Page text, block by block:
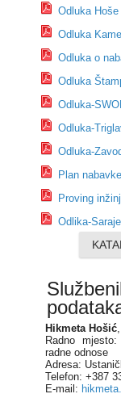
Odluka
Odluka
Odluka o
Odluka
Odluka-
Odluka-
Odluka-
Plan
Proving
Odlika-
Hikmeta Hošić
Radno
radne odnose
Adresa:
Telefon: +387
E-mail: